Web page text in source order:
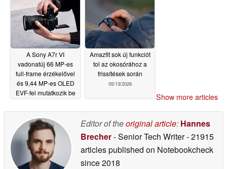
A Sony A7r VI
vadonatúj 66 MP-es
full-frame érzékelővel
és 9,44 MP-es OLED
EVF-fel mutatkozik be
Amazfit sok új funkciót
tol az okosórához a
frissítések során
05/13/2026
Show more articles
Editor of theoriginal article: Hannes
Brecher- Senior Tech Writer- 21915
articles published on Notebookcheck
since 2018